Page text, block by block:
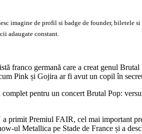
imagine de profil si badge de founder, biletele
adaugate constant.
franco germană care a creat genul
Pink și Gojira ar fi avut un copil în
pentru un concert Brutal Pop:
primit Premiul FAIR, cel mai important
ul Metallica pe Stade de France și a